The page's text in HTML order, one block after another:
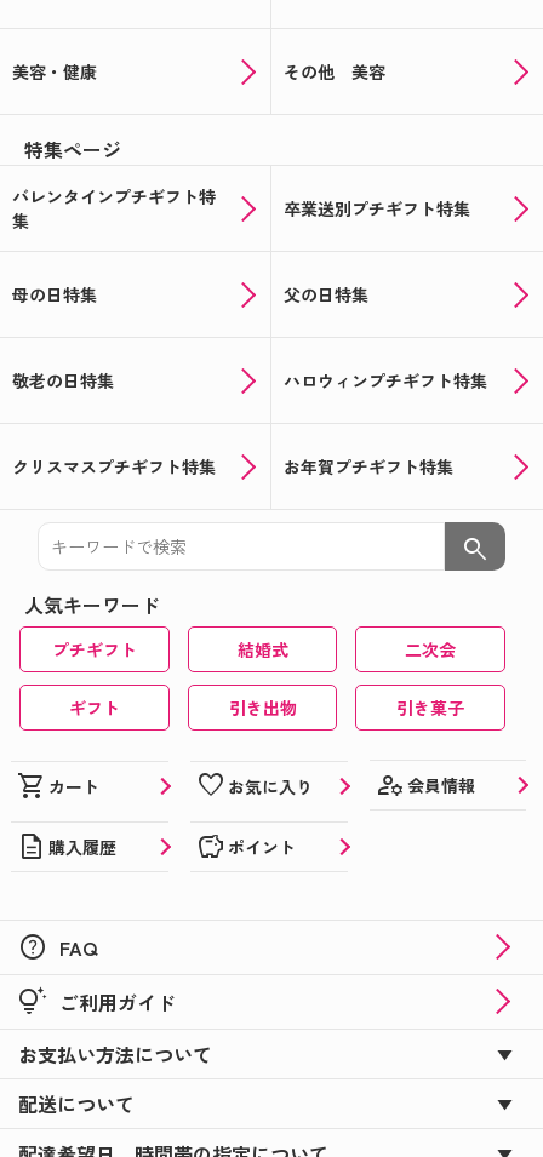
美容・健康 その他 美容
特集ページ
バレンタインプチギフト特
集
卒業送別プチギフト特集
母の日特集 父の日特集
敬老の日特集 ハロウィンプチギフト特集
クリスマスプチギフト特集 お年賀プチギフト特集
search
人気キーワード
プチギフト 結婚式 二次会
ギフト 引き出物 引き菓子
shopping_cart カート favorite お気に入り manage_accounts 会員情報
description 購入履歴 savings ポイント
help FAQ
tips_and_updates ご利用ガイド
お支払い方法について
配送について